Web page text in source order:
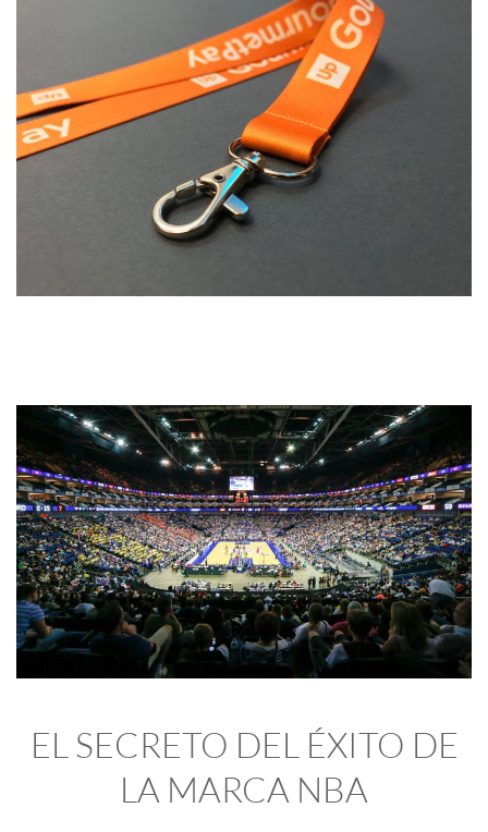
EL SECRETO DEL ÉXITO DE
LA MARCA NBA